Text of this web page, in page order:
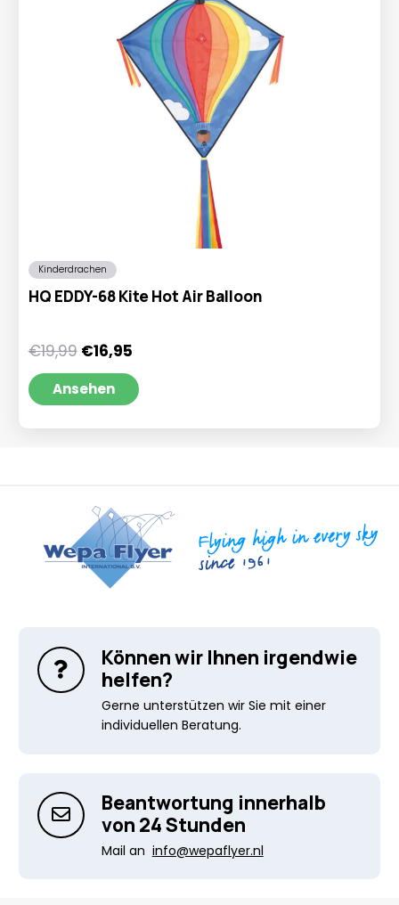
Kinderdrachen
HQ EDDY-68 Kite Hot Air Balloon
€19,99 Ursprünglicher
Preis
war:
€19,99
€16,95Aktueller
ist:
€16,95.
Ansehen
Können wir Ihnen irgendwie
helfen?
Gerne unterstützen wir Sie mit einer
individuellen Beratung.
Beantwortung innerhalb
von 24 Stunden
Mail an info@wepaflyer.nl